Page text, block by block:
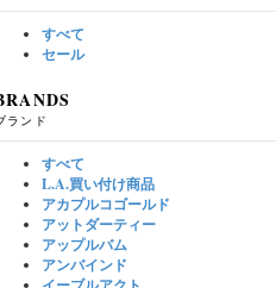
すべて
セール
ランド
すべて
L.A.買い付け商品
アカプルコゴールド
アットダーティー
アップルバム
アンバインド